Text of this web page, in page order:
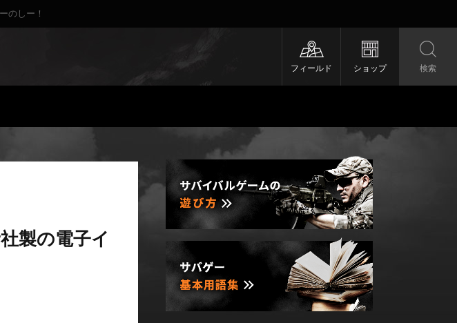
のしー！
フィールド ショップ 検索
製の電子イ